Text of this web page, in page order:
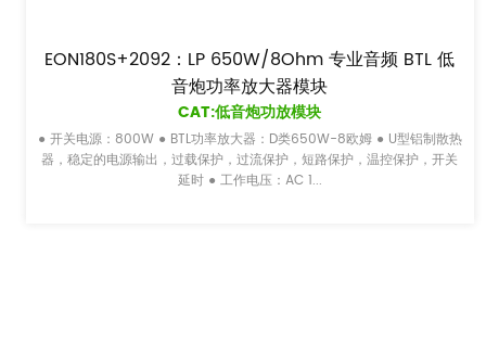
EON180S+2092：LP 650W/8Ohm 专业音频 BTL 低
音炮功率放大器模块
CAT:低音炮功放模块
● 开关电源：800W ● BTL功率放大器：D类650W-8欧姆 ● U型铝制散热
器，稳定的电源输出，过载保护，过流保护，短路保护，温控保护，开关
延时 ● 工作电压：AC 1...